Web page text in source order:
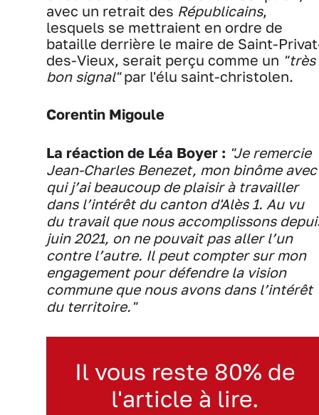
avec un retrait des Républicains,
lesquels se mettraient en ordre de
bataille derrière le maire de Saint-
des-Vieux, serait perçu comme un "très
bon signal"par l'élu saint-christolen.
Corentin Migoule
La réaction de Léa Boyer : "Je remercie
Jean-Charles Benezet, mon binôme avec
qui j’ai beaucoup de plaisir à travailler
dans l’intérêt du canton d'Alès 1. Au vu
du travail que nous accomplissons
juin 2021, on ne pouvait pas aller l’un
contre l’autre. Il peut compter sur mon
engagement pour défendre la vision
commune que nous avons dans l’intérêt
du territoire."
Il vous reste 80% de
l'article à lire.